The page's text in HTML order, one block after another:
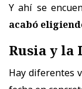
Y ahí se
acabó
Rusia y la
Hay diferentes